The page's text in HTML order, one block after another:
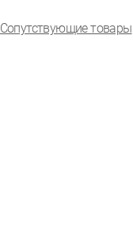
Сопутствующие товары